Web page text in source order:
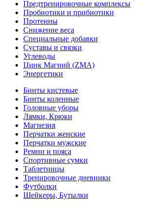
Предтренировочные комплексы
Пробиотики и прибиотики
Протеины
Снижение веса
Специальные добавки
Суставы и связки
Углеводы
Цинк Магний (ZMA)
Энергетики
Бинты кистевые
Бинты коленные
Головные уборы
Лямки, Крюки
Магнезия
Перчатки женские
Перчатки мужские
Ремни и пояса
Спортивные сумки
Таблетницы
Тренировочные дневники
Футболки
Шейкеры, Бутылки